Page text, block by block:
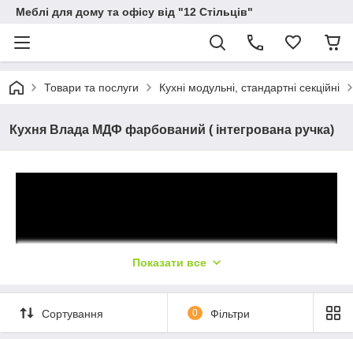
Меблі для дому та офісу від "12 Стільців"
Товари та послуги Кухні модульні, стандартні секційні
Кухня Влада МДФ фарбований ( інтегрована ручка)
Показати все
Сортування 0 Фільтри